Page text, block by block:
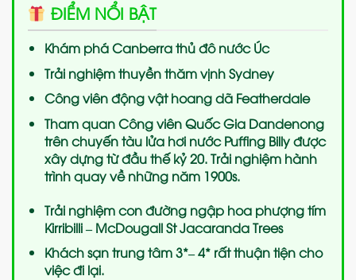
ĐIỂM NỔI BẬT
Khám phá Canberra thủ đô nước Úc
Trải nghiệm thuyền thăm vịnh Sydney
Công viên động vật hoang dã Featherdale
Tham quan Công viên Quốc Gia Dandenong
trên chuyến tàu lửa hơi nước Puffing Billy được
xây dựng từ đầu thế kỷ 20. Trải nghiệm hành
trình quay về những năm 1900s.
Trải nghiệm con đường ngập hoa phượng tím
Kirribilli – McDougall St Jacaranda Trees
Khách sạn trung tâm 3*– 4* rất thuận tiện cho
việc đi lại.